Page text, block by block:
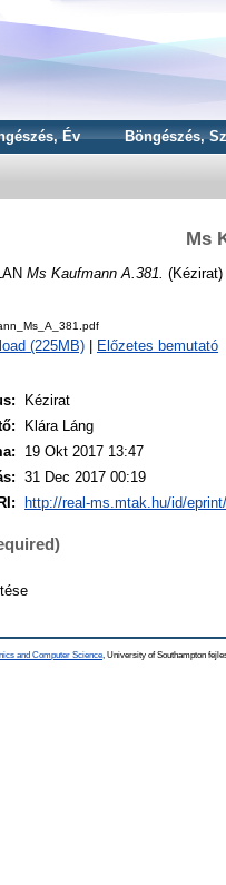
Év Böngészés,
Ms
Ms Kaufmann A.381. (Kézirat)
(225MB) Előzetes bemutató
Kézirat
Klára Láng
19 Okt 2017 13:47
31 Dec 2017 00:19
http://real-ms.mtak.hu/id/
and Computer Science , University of Southampton